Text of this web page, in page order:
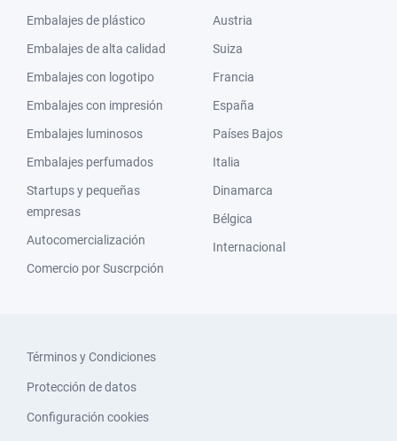
Embalajes de plástico
Embalajes de alta calidad
Embalajes con logotipo
Embalajes con impresión
Embalajes luminosos
Embalajes perfumados
Startups y pequeñas
empresas
Autocomercialización
Comercio por Suscrpción
Austria
Suiza
Francia
España
Países Bajos
Italia
Dinamarca
Bélgica
Internacional
Términos y Condiciones
Protección de datos
Configuración cookies